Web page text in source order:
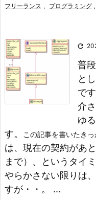
フリーランス , プログラミング ,

普
と
です
介
ゆ
す。
この記事を書いたきっ
は、現在の契約があ
まで）、というタイミ
やらかさない限りは
すが・・。 ...